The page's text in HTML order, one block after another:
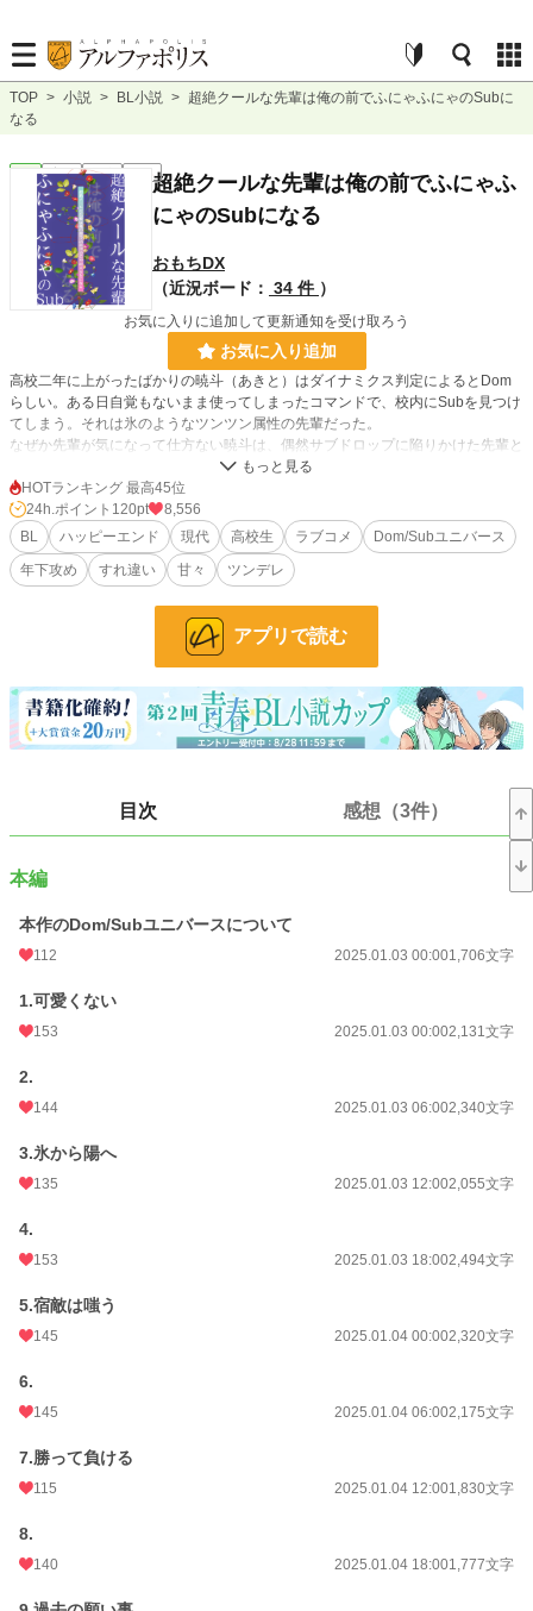
TOP > 小説 > BL小説 > 超絶クールな先輩は俺の前でふにゃふにゃのSubに
なる
完結 長編
超絶クールな先輩は俺の前でふにゃふ
にゃのSubになる
おもちDX
（近況ボード： 34 件 ）
お気に入りに追加して更新通知を受け取ろう
お気に入り追加
高校二年に上がったばかりの暁斗（あきと）はダイナミクス判定によるとDom
らしい。ある日自覚もないまま使ってしまったコマンドで、校内にSubを見つけ
てしまう。それは氷のようなツンツン属性の先輩だった。
なぜか先輩が気になって仕方ない暁斗は、偶然サブドロップに陥りかけた先輩と
プレイをすることになる。しかし先輩はたったひとつのコマンドでふにゃふにゃ
になってしまい……？
第二性が早熟なふたりが助け合い、すれ違ったりしながら距離を縮めていくお
話。
Dom/Subユニバース作品をはじめて書きました。独自の設定がありますので、
ふんわりと理解していただけますと幸いです。
小説 9,474 位 / 228,760 件
392
初回完結日時
月間ポイント
年間ポイント 30,075 pt (15,106 位)
累計ポイント
HOTランキング 最高45位
24h.ポイント 120pt
8,556
BL
ハッピーエンド 現代 高校生 ラブコメ
Dom/Subユニバース
年下攻め
すれ違い 甘々 ツンデレ
アプリで読む
目次 感想（3件）
本編
本作のDom/Subユニバースについて
112 2025.01.03 00:001,706文字
1.可愛くない
153 2025.01.03 00:002,131文字
2.
144 2025.01.03 06:002,340文字
3.氷から陽へ
135 2025.01.03 12:002,055文字
4.
153 2025.01.03 18:002,494文字
5.宿敵は嗤う
145 2025.01.04 00:002,320文字
6.
145 2025.01.04 06:002,175文字
7.勝って負ける
115 2025.01.04 12:001,830文字
8.
140 2025.01.04 18:001,777文字